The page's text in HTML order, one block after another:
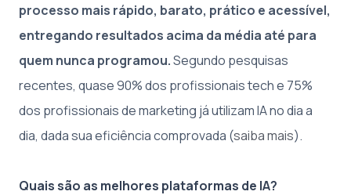
processo mais rápido, barato, prático e acessível,
entregando resultados acima da média até para
quem nunca programou.Segundo pesquisas
recentes, quase 90% dos profissionais tech e 75%
dos profissionais de marketing já utilizam IA no dia a
dia, dada sua eficiência comprovada (saiba mais).
Quais são as melhores plataformas de IA?